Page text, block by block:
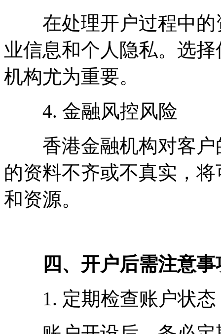
在处理开户过程中的
业信息和个人隐私。选
机构尤为重要。
4. 金融风控风险
香港金融机构对客户
的资料不齐或不真实，
和资源。
四、开户后需注意事
1. 定期检查账户状态